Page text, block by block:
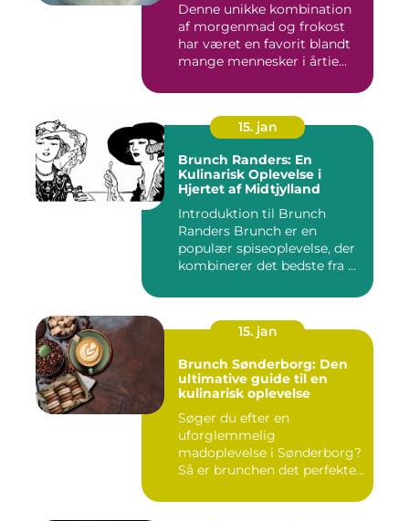
Denne unikke kombination
af morgenmad og frokost
har været en favorit blandt
mange mennesker i årtie...
15. jan
Brunch Randers: En
Kulinarisk Oplevelse i
Hjertet af Midtjylland
Introduktion til Brunch
Randers Brunch er en
populær spiseoplevelse, der
kombinerer det bedste fra ...
15. jan
Brunch Sønderborg: Den
ultimative guide til en
kulinarisk oplevelse
Søger du efter en
uforglemmelig
madoplevelse i Sønderborg?
Så er brunchen det perfekte